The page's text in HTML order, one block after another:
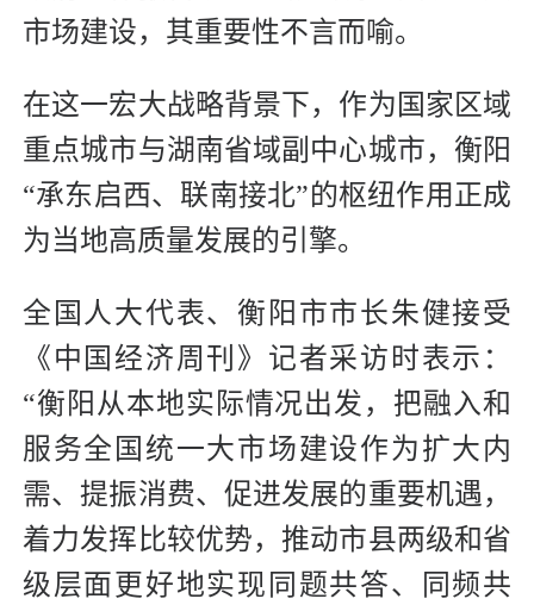
市场建设，其重要性不言而喻。
在这一宏大战略背景下，作为国家区域
重点城市与湖南省域副中心城市，衡阳
“承东启西、联南接北”的枢纽作用正成
为当地高质量发展的引擎。
全国人大代表、衡阳市市长朱健接受
《中国经济周刊》记者采访时表示：
“衡阳从本地实际情况出发，把融入和
服务全国统一大市场建设作为扩大内
需、提振消费、促进发展的重要机遇，
着力发挥比较优势，推动市县两级和省
级层面更好地实现同题共答、同频共